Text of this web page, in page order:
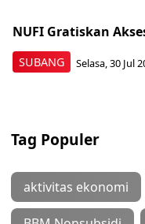
SUBANG
NUFI Gratiskan
Selasa, 30 Jul
Tag Populer
aktivitas ekonomi